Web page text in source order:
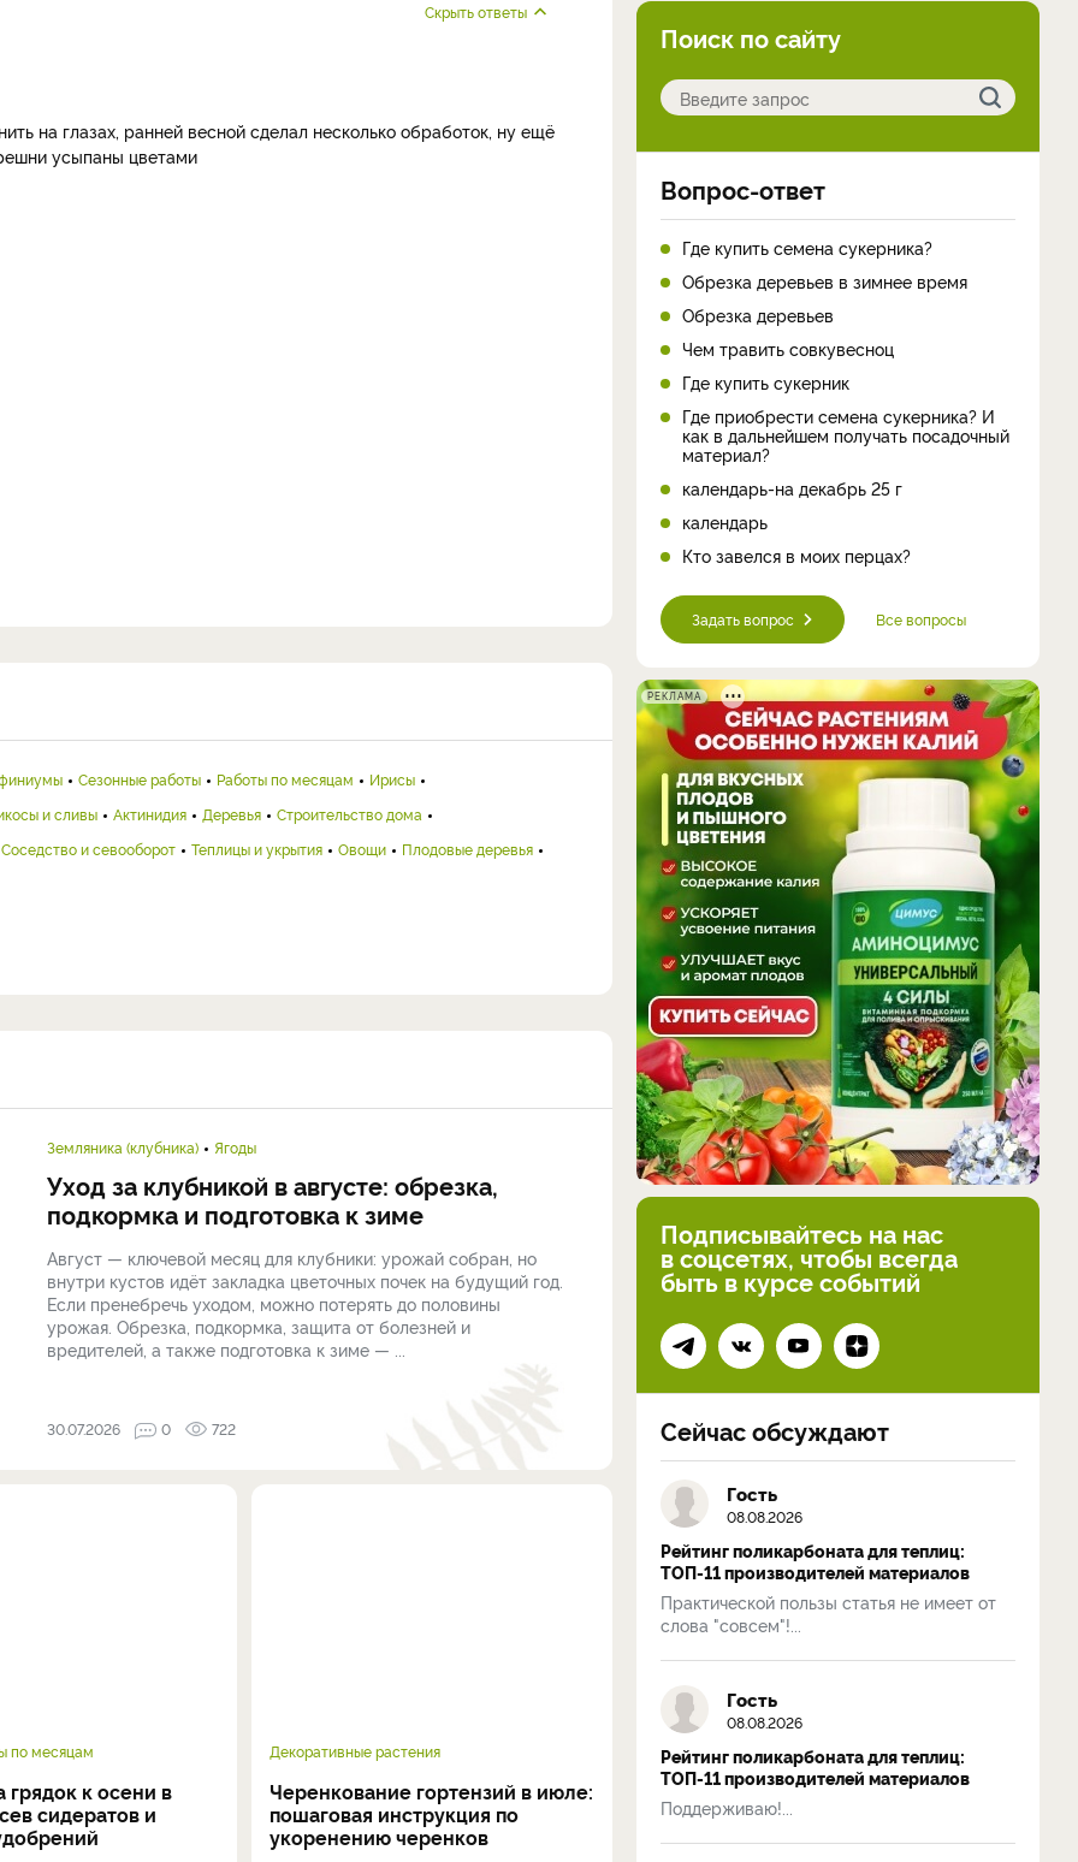
Скрыть ответы
на глазах, ранней весной сделал несколько обработок, ну ещё
усыпаны цветами
Сезонные работы Работы по месяцам
Ирисы
и сливы Актинидия Деревья
Строительство дома
Соседство и севооборот Теплицы и укрытия Овощи
Плодовые деревья
Земляника (клубника) Ягоды
Уход за клубникой в августе: обрезка,
подкормка и подготовка к зиме
Август — ключевой месяц для клубники: урожай собран, но
внутри кустов идёт закладка цветочных почек на будущий год.
Если пренебречь уходом, можно потерять до половины
урожая. Обрезка, подкормка, защита от болезней и
вредителей, а также подготовка к зиме — ...
30.07.2026 0 722
по месяцам
грядок к осени в
сидератов и
Декоративные растения
Черенкование гортензий в июле:
пошаговая инструкция по
укоренению черенков
Поиск по сайту
Вопрос-ответ
Где купить семена сукерника?
Обрезка деревьев в зимнее время
Обрезка деревьев
Чем травить совкувесноц
Где купить сукерник
Где приобрести семена сукерника? И
как в дальнейшем получать посадочный
материал?
календарь-на декабрь 25 г
календарь
Кто завелся в моих перцах?
Задать вопрос Все вопросы
РЕКЛАМА
Подписывайтесь на нас
в соцсетях, чтобы всегда
быть в курсе событий
Сейчас обсуждают
Гость
08.08.2026
Рейтинг поликарбоната для теплиц:
ТОП-11 производителей материалов
Практической пользы статья не имеет от
слова "совсем"!...
Гость
08.08.2026
Рейтинг поликарбоната для теплиц:
ТОП-11 производителей материалов
Поддерживаю!...